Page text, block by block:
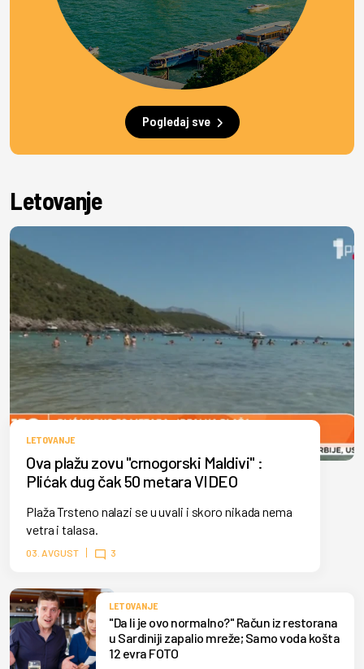
Pogledaj sve
Letovanje
LETOVANJE
Ova plažu zovu "crnogorski Maldivi" :
Plićak dug čak 50 metara VIDEO
Plaža Trsteno nalazi se u uvali i skoro nikada nema
vetra i talasa.
03. AVGUST 3
LETOVANJE
"Da li je ovo normalno?" Račun iz restorana
u Sardiniji zapalio mreže; Samo voda košta
12 evra FOTO